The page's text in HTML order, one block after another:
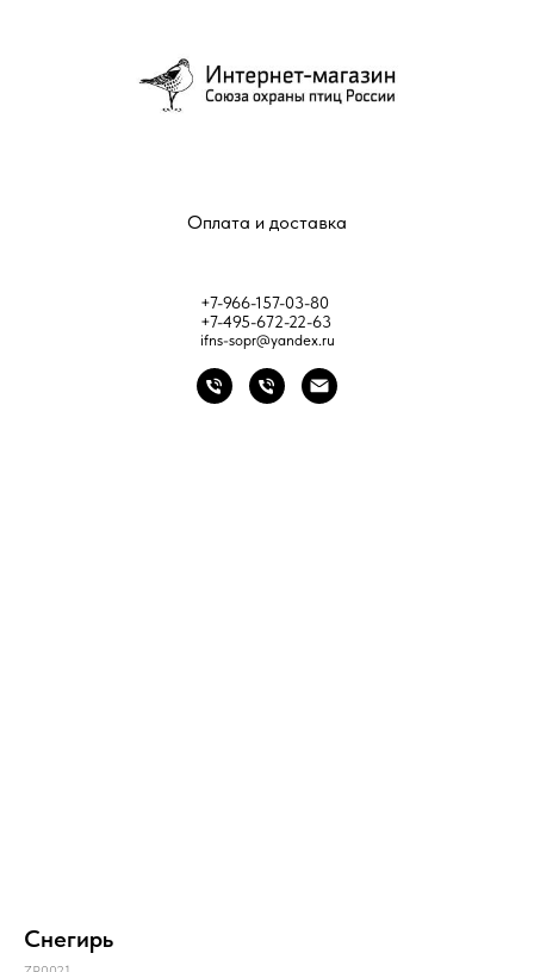
Оплата и доставка
+7-966-157-03-80
+7-495-672-22-63
ifns-sopr@yandex.ru
Снегирь